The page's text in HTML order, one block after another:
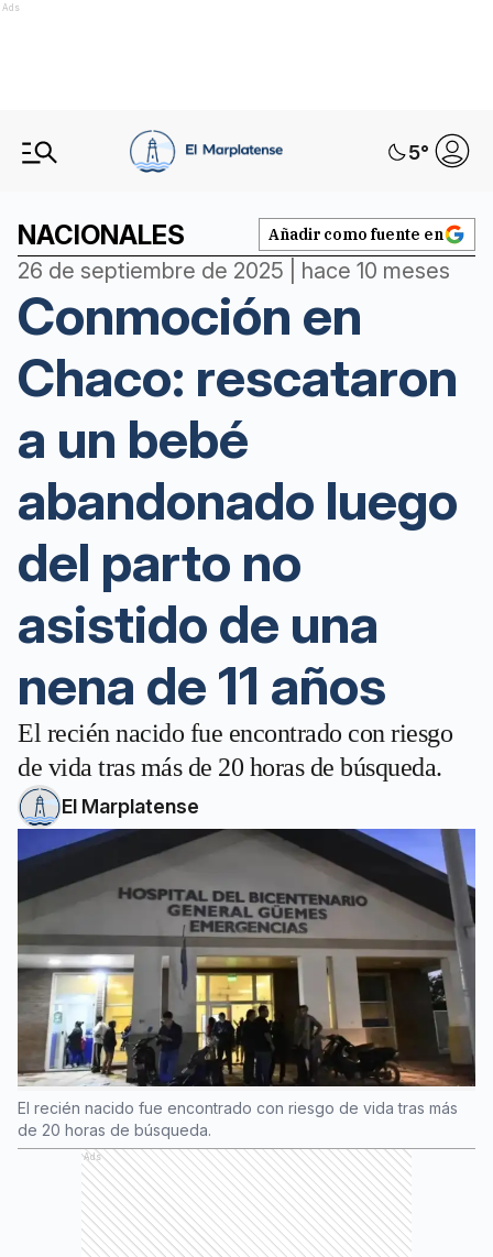
Ads
5°
NACIONALES Añadir como fuente en
26 de septiembre de 2025 | hace 10 meses
Conmoción en
Chaco: rescataron
a un bebé
abandonado luego
del parto no
asistido de una
nena de 11 años
El recién nacido fue encontrado con riesgo
de vida tras más de 20 horas de búsqueda.
El Marplatense
El recién nacido fue encontrado con riesgo de vida tras más
de 20 horas de búsqueda.
Ads